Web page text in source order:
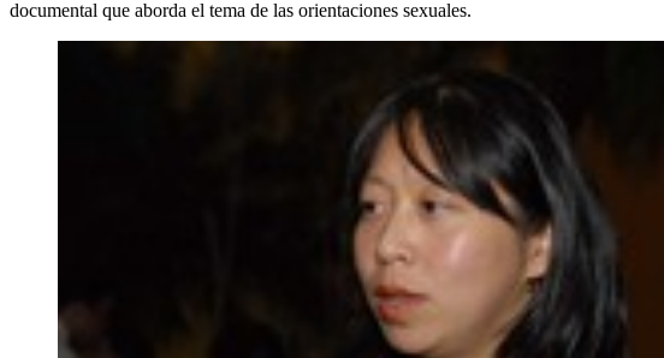
documental que aborda el tema de las orientaciones sexuales.